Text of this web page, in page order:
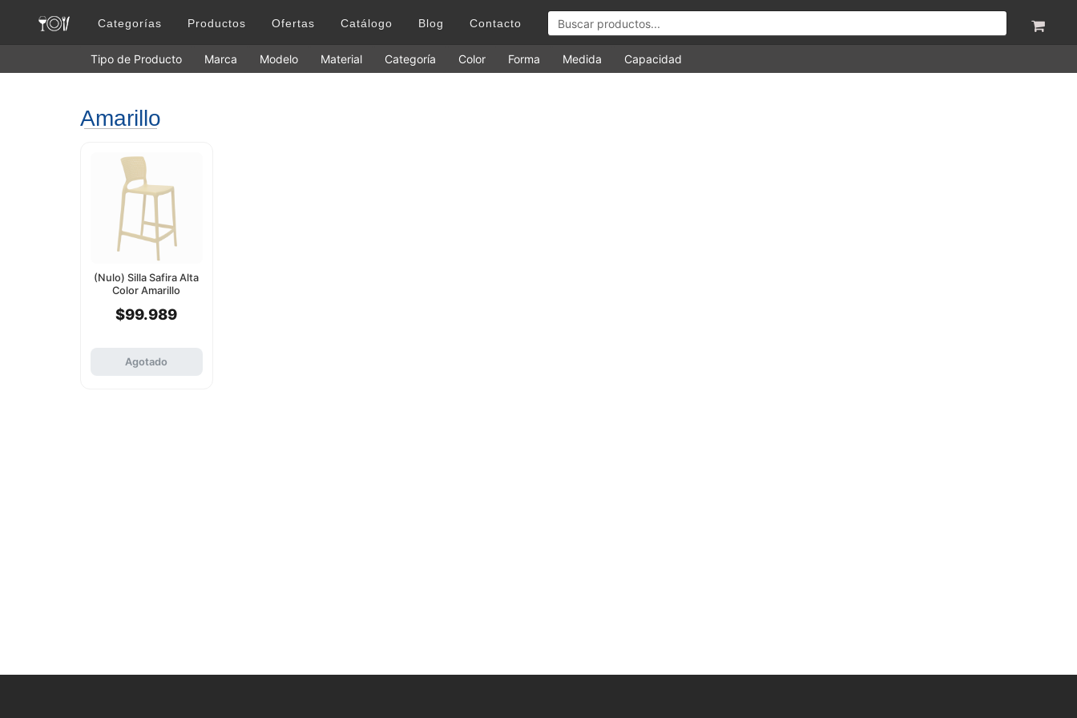
Categorías Productos Ofertas Catálogo Blog Contacto
Tipo de Producto Marca Modelo Material Categoría Color Forma Medida Capacidad
Amarillo
(Nulo) Silla Safira Alta
Color Amarillo
$99.989
Agotado